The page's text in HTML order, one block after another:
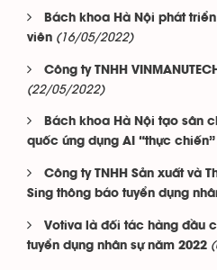
Bách khoa Hà Nội phát
viên (16/05/2022)
Công ty TNHH
(22/05/2022)
Bách khoa Hà Nội tạo sân
quốc ứng dụng AI “thực chiến”
Công ty TNHH Sản xuất và
Sing thông báo tuyển dụng
Votiva là đối tác hàng đầu
tuyển dụng nhân sự năm 2022